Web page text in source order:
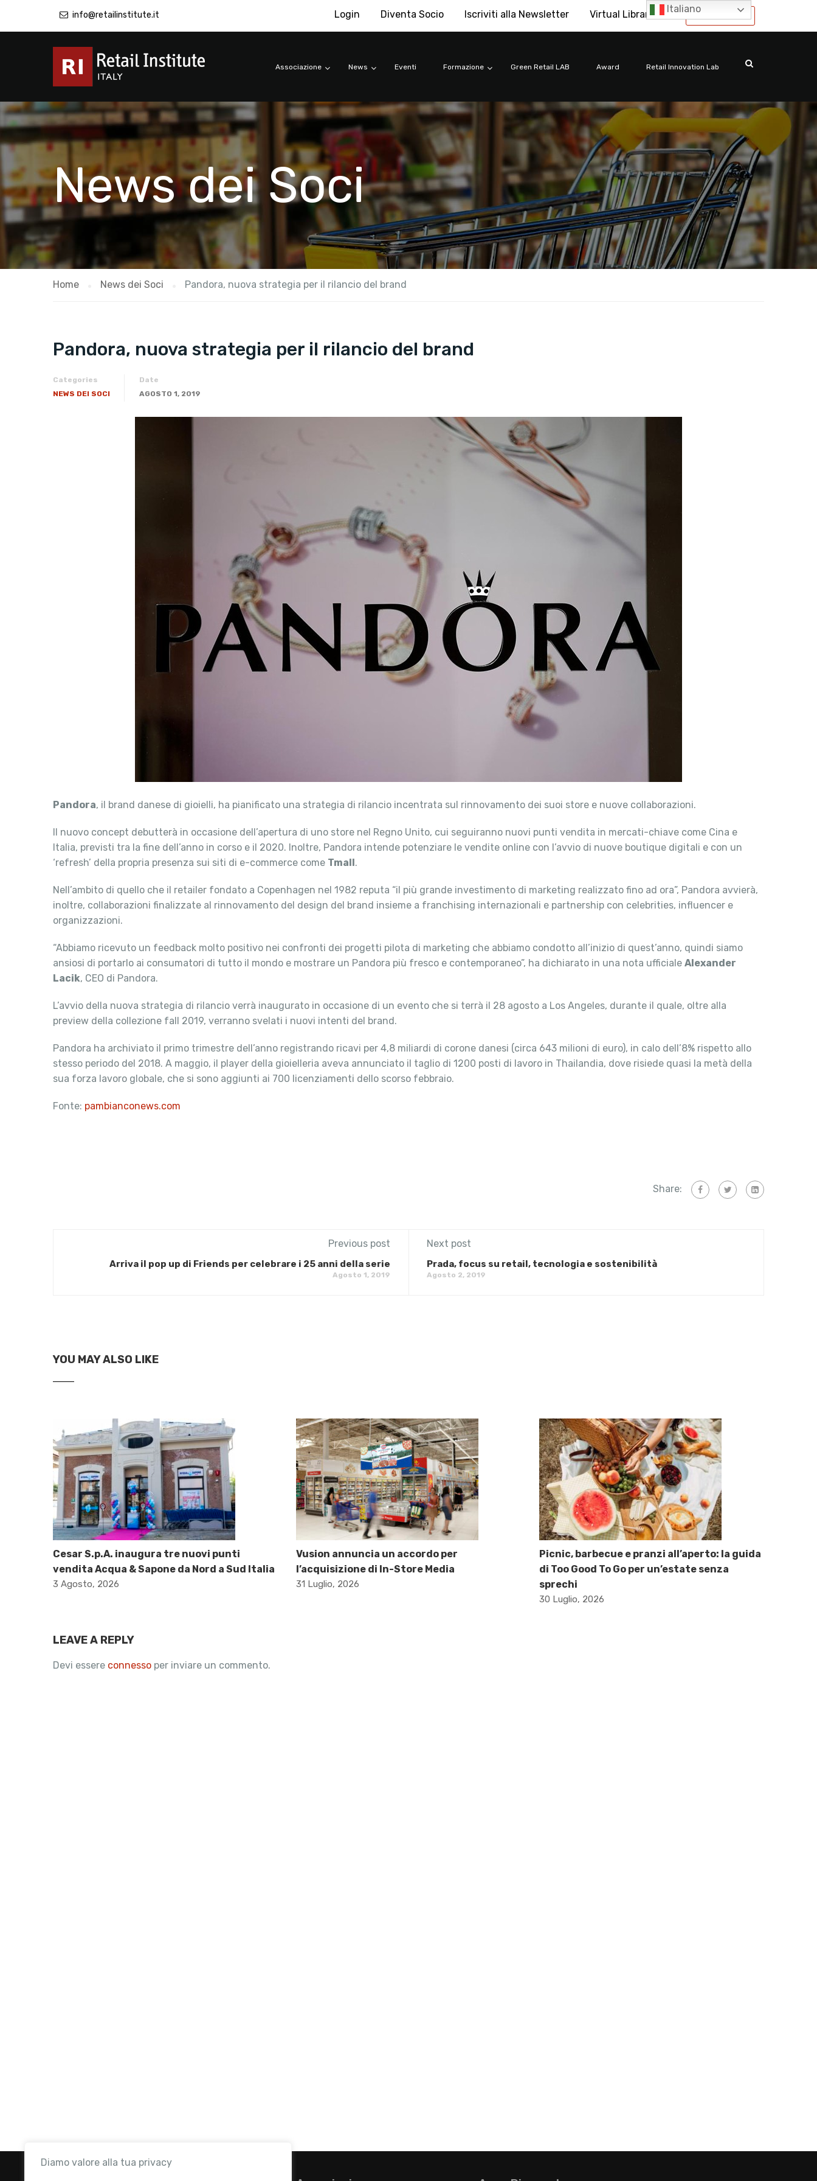
Diamo valore alla tua privacy
info@retailinstitute.it International
Login Diventa Socio Iscriviti alla Newsletter Virtual Library
Associazione News Eventi Formazione Green Retail LAB Award Retail Innovation Lab
News dei Soci
Home News dei Soci Pandora, nuova strategia per il rilancio del brand
Pandora, nuova strategia per il rilancio del brand
Categories
NEWS DEI SOCI
Date
AGOSTO 1, 2019
Pandora, il brand danese di gioielli, ha pianificato una strategia di rilancio incentrata sul rinnovamento dei suoi store e nuove collaborazioni.
Il nuovo concept debutterà in occasione dell’apertura di uno store nel Regno Unito, cui seguiranno nuovi punti vendita in mercati-chiave come Cina e
Italia, previsti tra la fine dell’anno in corso e il 2020. Inoltre, Pandora intende potenziare le vendite online con l’avvio di nuove boutique digitali e con un
‘refresh’ della propria presenza sui siti di e-commerce come Tmall.
Nell’ambito di quello che il retailer fondato a Copenhagen nel 1982 reputa “il più grande investimento di marketing realizzato fino ad ora”, Pandora avvierà,
inoltre, collaborazioni finalizzate al rinnovamento del design del brand insieme a franchising internazionali e partnership con celebrities, influencer e
organizzazioni.
“Abbiamo ricevuto un feedback molto positivo nei confronti dei progetti pilota di marketing che abbiamo condotto all’inizio di quest’anno, quindi siamo
ansiosi di portarlo ai consumatori di tutto il mondo e mostrare un Pandora più fresco e contemporaneo”, ha dichiarato in una nota ufficiale Alexander
Lacik, CEO di Pandora.
L’avvio della nuova strategia di rilancio verrà inaugurato in occasione di un evento che si terrà il 28 agosto a Los Angeles, durante il quale, oltre alla
preview della collezione fall 2019, verranno svelati i nuovi intenti del brand.
Pandora ha archiviato il primo trimestre dell’anno registrando ricavi per 4,8 miliardi di corone danesi (circa 643 milioni di euro), in calo dell’8% rispetto allo
stesso periodo del 2018. A maggio, il player della gioielleria aveva annunciato il taglio di 1200 posti di lavoro in Thailandia, dove risiede quasi la metà della
sua forza lavoro globale, che si sono aggiunti ai 700 licenziamenti dello scorso febbraio.
Fonte: pambianconews.com
Share:
Previous post
Arriva il pop up di Friends per celebrare i 25 anni della serie
Agosto 1, 2019
Next post
Prada, focus su retail, tecnologia e sostenibilità
Agosto 2, 2019
YOU MAY ALSO LIKE
Cesar S.p.A. inaugura tre nuovi punti
vendita Acqua & Sapone da Nord a Sud Italia
3 Agosto, 2026
Vusion annuncia un accordo per
l’acquisizione di In-Store Media
31 Luglio, 2026
Picnic, barbecue e pranzi all’aperto: la guida
di Too Good To Go per un’estate senza
sprechi
30 Luglio, 2026
LEAVE A REPLY
Devi essere connesso per inviare un commento.
Italiano